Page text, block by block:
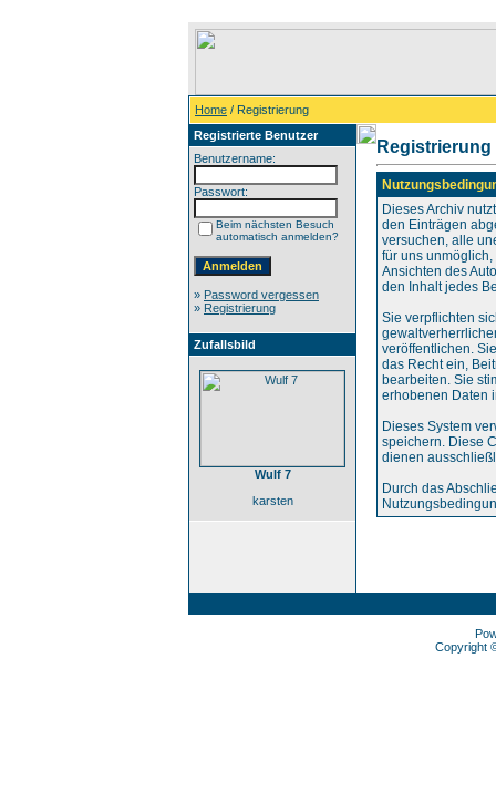
Home / Registrierung
Registrierte Benutzer
Benutzername:
Passwort:
Beim nächsten Besuch
automatisch anmelden?
» Password vergessen
» Registrierung
Zufallsbild
Wulf 7
karsten
Registrierung
Dieses Archiv
den Einträgen
versuchen, alle
für uns
Ansichten des
den Inhalt jedes
Sie verpflichten
veröffentlichen.
das Recht ein,
bearbeiten. Sie
erhobenen Daten
Dieses System
speichern. Diese
dienen
Durch das
Copyright